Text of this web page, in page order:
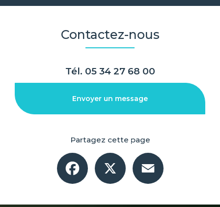
Contactez-nous
Tél. 05 34 27 68 00
Envoyer un message
Partagez cette page
Facebook